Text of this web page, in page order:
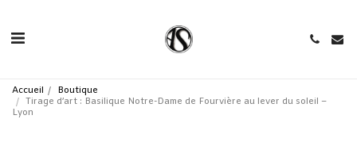
Accueil
Boutique
Tirage d’art : Basilique Notre-Dame de Fourvière au lever du soleil –
Lyon